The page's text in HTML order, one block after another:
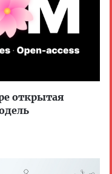
открытая